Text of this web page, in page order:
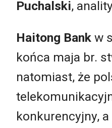
Puchalski,
Haitong Bank w
końca maja br.
natomiast, że
konkurencyjny,